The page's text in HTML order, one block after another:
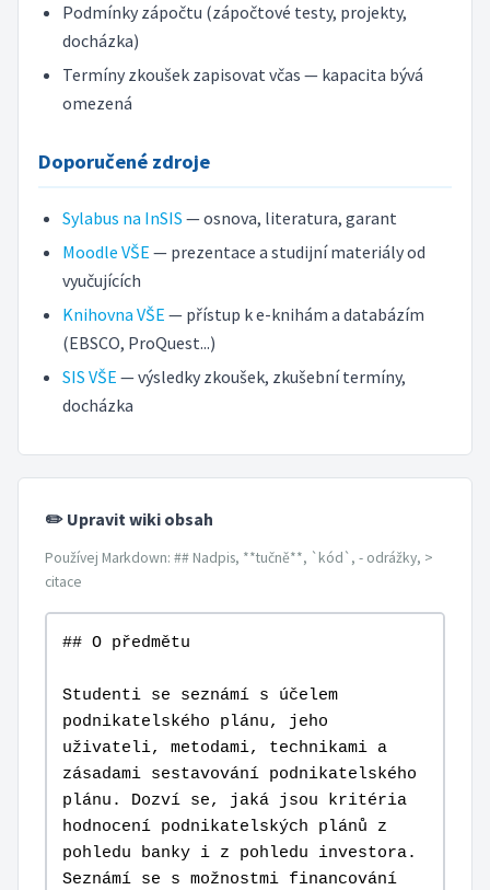
Podmínky zápočtu (zápočtové testy, projekty,
docházka)
Termíny zkoušek zapisovat včas — kapacita bývá
omezená
Doporučené zdroje
Sylabus na InSIS — osnova, literatura, garant
Moodle VŠE — prezentace a studijní materiály od
vyučujících
Knihovna VŠE — přístup k e-knihám a databázím
(EBSCO, ProQuest...)
SIS VŠE — výsledky zkoušek, zkušební termíny,
docházka
✏️ Upravit wiki obsah
Používej Markdown: ## Nadpis, **tučně**, `kód`, - odrážky, >
citace